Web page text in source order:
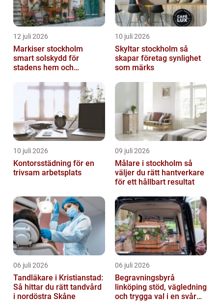
12 juli 2026
Markiser stockholm
smart solskydd för
stadens hem och
10 juli 2026
Skyltar stockholm så
skapar företag synlighet
som märks
10 juli 2026
Kontorsstädning för en
trivsam arbetsplats
09 juli 2026
Målare i stockholm så
väljer du rätt hantverkare
för ett hållbart resultat
06 juli 2026
Tandläkare i Kristianstad:
Så hittar du rätt tandvård
i nordöstra Skåne
06 juli 2026
Begravningsbyrå
linköping stöd, vägledning
och trygga val i en svår